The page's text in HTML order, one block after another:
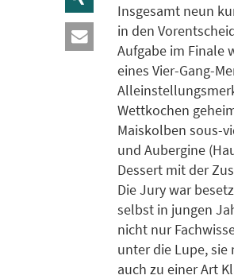
Insgesamt neun
in den
Aufgabe im Finale
eines Vier-Gang-
Wettkochen
Maiskolben sous-
und Aubergine
Dessert mit der
Die Jury war
selbst in jungen
nicht nur
unter die Lupe,
auch zu einer Art